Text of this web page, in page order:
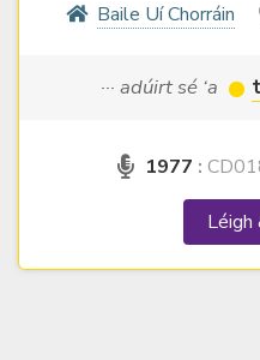
Baile Uí Chorráin
··· adúirt sé ‘a
1977 :